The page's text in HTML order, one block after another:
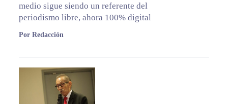
medio sigue siendo un referente del
periodismo libre, ahora 100% digital
Por Redacción